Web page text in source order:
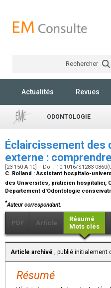
Rechercher
Actualités Revues
ODONTOLOGIE
Éclaircissement des
externe :
[23-150-A-10] - Doi : 10.1016/S1283-
C. Rolland :Assistant hospitalo-
des Universités, praticien hospitalier,
Département d'Odontologie
*Auteur correspondant.
PDF Article
Résumé
Mots clés
Article archivé , publié initialement
Résumé